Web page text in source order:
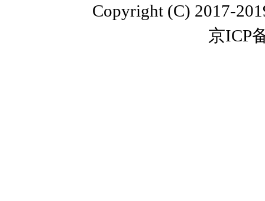
Copyright (C) 2017-
京ICP